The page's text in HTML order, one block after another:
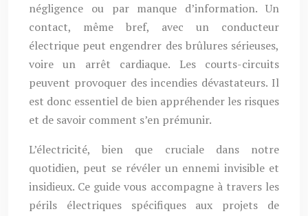
négligence ou par manque d’information. Un
contact, même bref, avec un conducteur
électrique peut engendrer des brûlures sérieuses,
voire un arrêt cardiaque. Les courts-circuits
peuvent provoquer des incendies dévastateurs. Il
est donc essentiel de bien appréhender les risques
et de savoir comment s’en prémunir.
L’électricité, bien que cruciale dans notre
quotidien, peut se révéler un ennemi invisible et
insidieux. Ce guide vous accompagne à travers les
périls électriques spécifiques aux projets de